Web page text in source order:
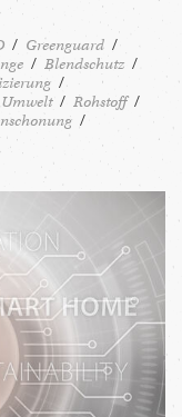
Greenguard
Blendschutz
Umwelt
Rohstoff